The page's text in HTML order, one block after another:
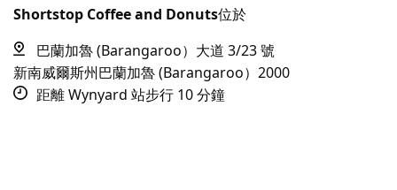
Shortstop Coffee and Donuts位於
巴蘭加魯 (Barangaroo）大道 3/23 號
新南威爾斯州巴蘭加魯 (Barangaroo）2000
距離 Wynyard 站步行 10 分鐘